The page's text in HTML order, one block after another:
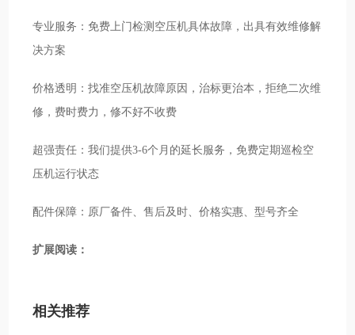
专业服务：免费上门检测空压机具体故障，出具有效维修解
决方案
价格透明：找准空压机故障原因，治标更治本，拒绝二次维
修，费时费力，修不好不收费
超强责任：我们提供3-6个月的延长服务，免费定期巡检空
压机运行状态
配件保障：原厂备件、售后及时、价格实惠、型号齐全
扩展阅读：
相关推荐